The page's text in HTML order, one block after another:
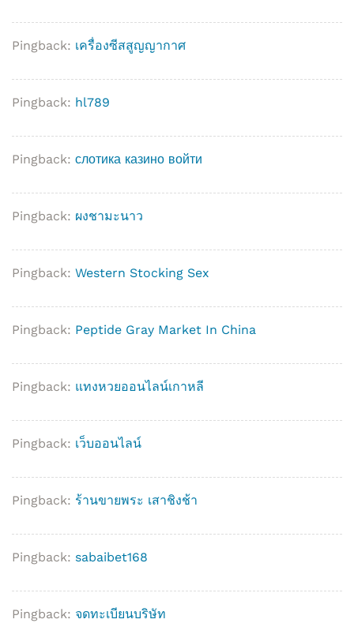
Pingback: เครื่องซีสสูญญากาศ
Pingback: hl789
Pingback: слотика казино войти
Pingback: ผงชามะนาว
Pingback: Western Stocking Sex
Pingback: Peptide Gray Market In China
Pingback: แทงหวยออนไลน์เกาหลี
Pingback: เว็บออนไลน์
Pingback: ร้านขายพระ เสาชิงช้า
Pingback: sabaibet168
Pingback: จดทะเบียนบริษัท